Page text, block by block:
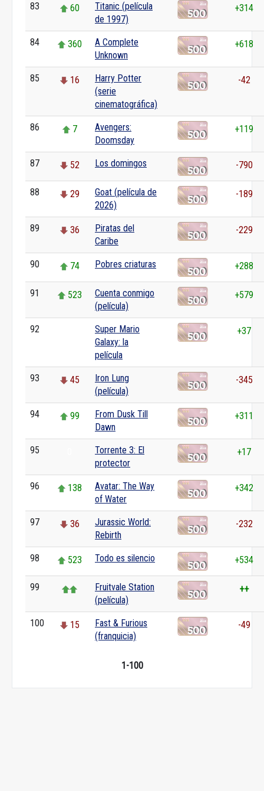
83 60
Titanic (película
de 1997)
+314
84 360
A Complete
Unknown
+618
85 16
Harry Potter
(serie
cinematográfica)
-42
86 7
Avengers:
Doomsday
+119
87 52 Los domingos -790
88 29
Goat (película de
2026)
-189
89 36
Piratas del
Caribe
-229
90 74 Pobres criaturas +288
91 523
Cuenta conmigo
(película)
+579
92
Super Mario
Galaxy: la
película
+37
93 45
Iron Lung
(película)
-345
94 99
From Dusk Till
Dawn
+311
95
Torrente 3: El
protector
+17
96 138
Avatar: The Way
of Water
+342
97 36
Jurassic World:
Rebirth
-232
98 523 Todo es silencio +534
99
Fruitvale Station
(película)
++
100 15
Fast & Furious
(franquicia)
-49
1-100